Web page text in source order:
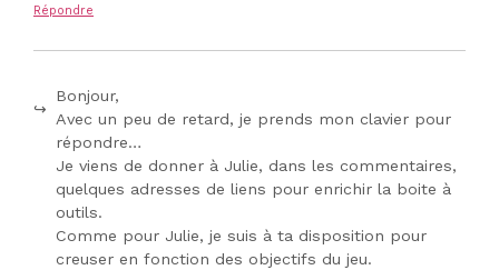
Répondre
Bonjour,
Avec un peu de retard, je prends mon clavier pour
répondre…
Je viens de donner à Julie, dans les commentaires,
quelques adresses de liens pour enrichir la boite à
outils.
Comme pour Julie, je suis à ta disposition pour
creuser en fonction des objectifs du jeu.